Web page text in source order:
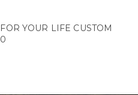
YOUR LIFE CUSTOM